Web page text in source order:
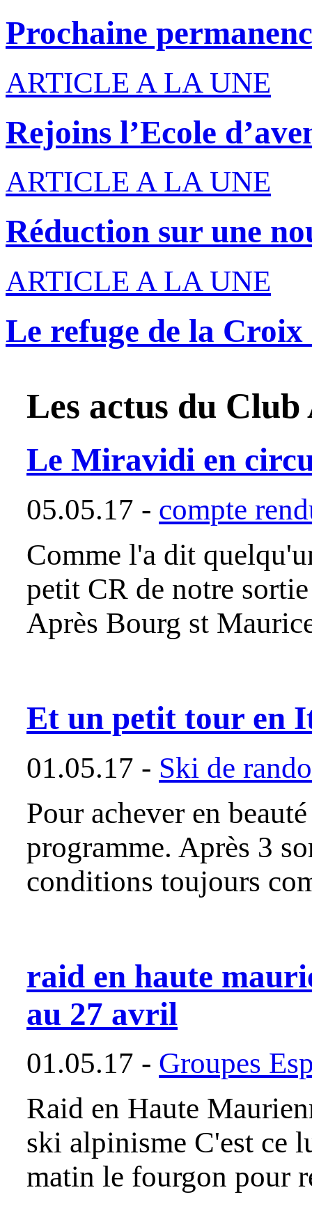
Prochaine
ARTICLE A LA UNE
Rejoins l’Ecole
ARTICLE A LA UNE
Réduction sur une
ARTICLE A LA UNE
Le refuge de la
Les actus du Club
Le Miravidi en
05.05.17 - compte
Comme l'a dit
petit CR de notre
Après Bourg st
Et un petit tour en
01.05.17 - Ski de
Pour achever en
programme. Après 3
conditions toujours
raid en haute
au 27 avril
01.05.17 - Groupes
Raid en Haute
ski alpinisme C'est ce
matin le fourgon pour